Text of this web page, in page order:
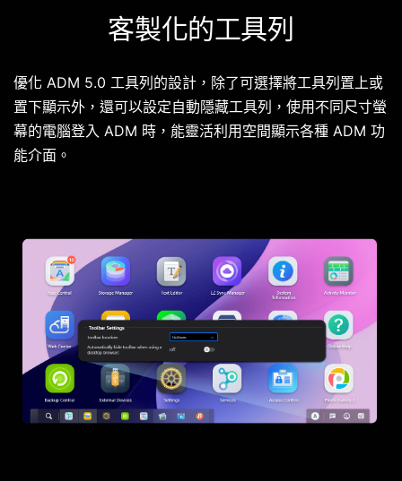
客製化的工具列
優化 ADM 5.0 工具列的設計，除了可選擇將工具列置上或
置下顯示外，還可以設定自動隱藏工具列，使用不同尺寸螢
幕的電腦登入 ADM 時，能靈活利用空間顯示各種 ADM 功
能介面。